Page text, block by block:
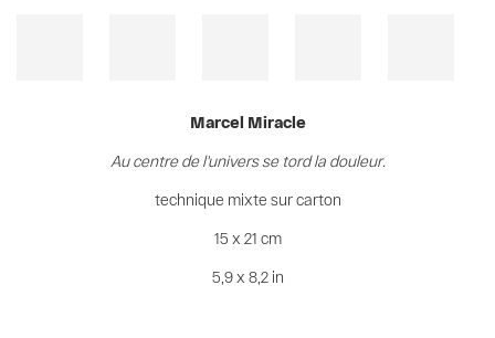
Marcel Miracle
Au centre de l'univers se tord la douleur.
technique mixte sur carton
15 x 21 cm
5,9 x 8,2 in